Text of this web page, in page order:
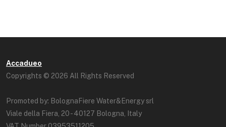
Accadueo
Copyrights © 2026 All Rights Reserved
Promoted by: BolognaFiere Water&Energy srl
Viale della Fiera, 20 - 40127 Bologna, Italy